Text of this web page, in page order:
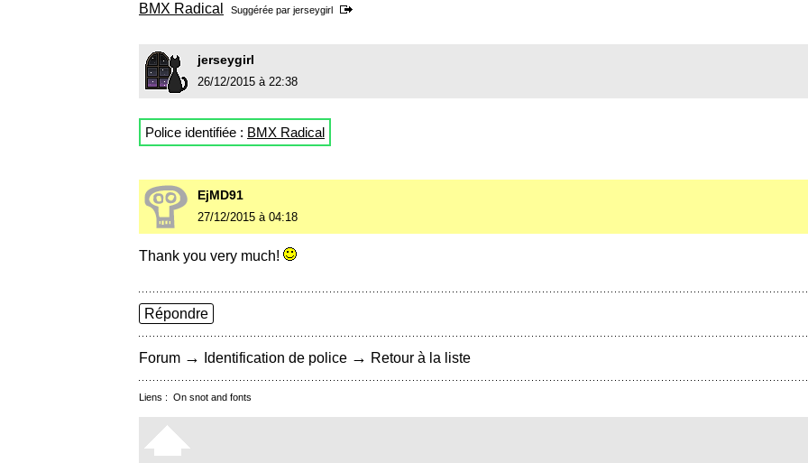
BMX Radical Suggérée par jerseygirl
jerseygirl
26/12/2015 à 22:38
Police identifiée : BMX Radical
EjMD91
27/12/2015 à 04:18
Thank you very much!
Répondre
Forum → Identification de police → Retour à la liste
Liens : On snot and fonts